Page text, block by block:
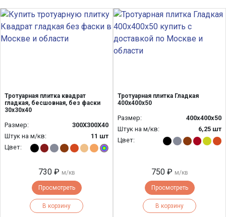
Тротуарная плитка квадрат
гладкая, бесшовная, без фаски
30х30х40
Размер:
300Х300Х40
Штук на м/кв:
11 шт
Цвет:
730 ₽ м/кв
Просмотреть
В корзину
Тротуарная плитка Гладкая
400х400х50
Размер:
400х400х50
Штук на м/кв:
6,25 шт
Цвет:
750 ₽ м/кв
Просмотреть
В корзину